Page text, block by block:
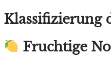
Klassifizierung
Fruchtige